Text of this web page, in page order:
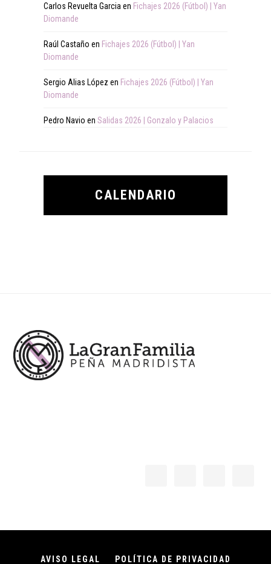
Carlos Revuelta Garcia en Fichajes 2026 (Fútbol) | Yan
Diomande
Raúl Castaño en Fichajes 2026 (Fútbol) | Yan
Diomande
Sergio Alias López en Fichajes 2026 (Fútbol) | Yan
Diomande
Pedro Navio en Salidas 2026 | Gonzalo y Palacios
CALENDARIO
AVISO LEGAL POLÍTICA DE PRIVACIDAD